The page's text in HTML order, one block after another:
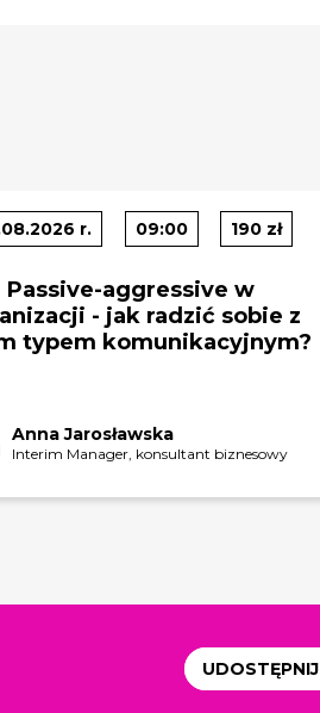
r. 09:00 190 zł
Passive-aggressive w
- jak radzić sobie z
typem komunikacyjnym?
Anna Jarosławska
Interim Manager, konsultant biznesowy
UDOSTĘPNIJ